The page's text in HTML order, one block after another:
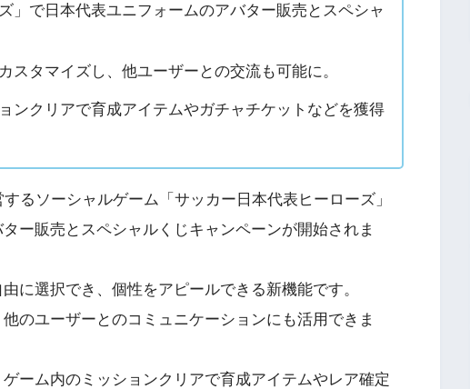
」で日本代表ユニフォームのアバター販売とスペシャ
スタマイズし、他ユーザーとの交流も可能に。
ンクリアで育成アイテムやガチャチケットなどを獲得
るソーシャルゲーム「サッカー日本代表ヒーローズ」
ー販売とスペシャルくじキャンペーンが開始されま
に選択でき、個性をアピールできる新機能です。
のユーザーとのコミュニケーションにも活用できま
ーム内のミッションクリアで育成アイテムやレア確定